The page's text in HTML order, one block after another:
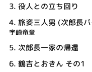
3. 役人との立ち回り
4. 旅姿三人男 (次郎長
宇崎竜童
5. 次郎長一家の帰還
6. 鶴吉とおきん その1